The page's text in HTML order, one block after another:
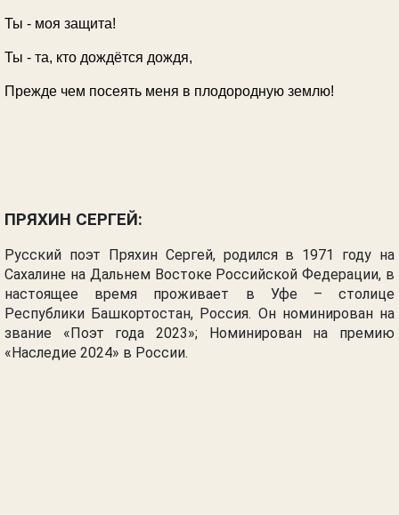
Ты - моя защита!
Ты - та, кто дождётся дождя,
Прежде чем посеять меня в плодородную землю!
ПРЯХИН СЕРГЕЙ:
Русский поэт Пряхин Сергей, родился в 1971 году на
Сахалине на Дальнем Востоке Российской Федерации, в
настоящее время проживает в Уфе – столице
Республики Башкортостан, Россия. Он номинирован на
звание «Поэт года 2023»; Номинирован на премию
«Наследие 2024» в России.